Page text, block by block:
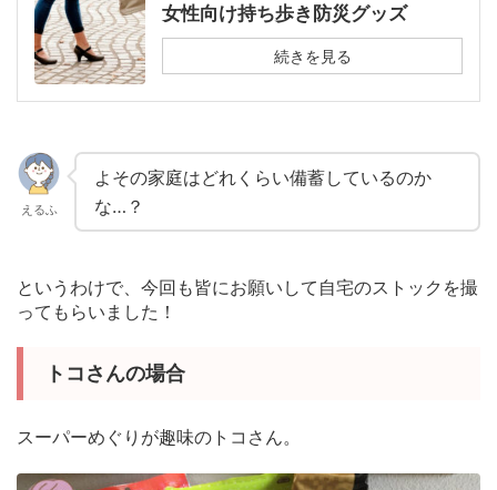
女性向け持ち歩き防災グッズ
続きを見る
えるふ
よその家庭はどれくらい備蓄しているのか
な…？
というわけで、今回も皆にお願いして自宅のストックを撮
ってもらいました！
トコさんの場合
スーパーめぐりが趣味のトコさん。